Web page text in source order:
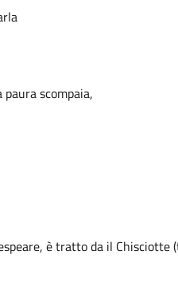
scompaia,
è tratto da il Chisciotte